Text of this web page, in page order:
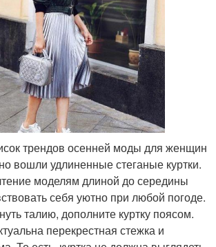
трендов осенней моды для женщин
вошли удлиненные стеганые куртки.
моделям длиной до середины
себя уютно при любой погоде.
талию, дополните куртку поясом.
перекрестная стежка и